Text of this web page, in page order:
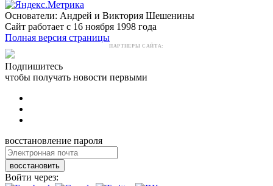
Основатели: Андрей и Виктория Шешенины
Сайт работает с 16 ноября 1998 года
Полная версия страницы
ПАРТНЕРЫ САЙТА:
Подпишитесь
чтобы получать новости первыми
восстановление пароля
восстановить
Войти через: